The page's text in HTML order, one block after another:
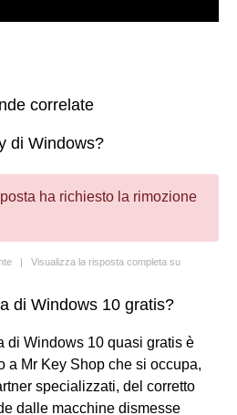
correlate
di Windows?
ha richiesto la rimozione
| Visualizza la risposta completa su
di Windows 10 gratis?
di Windows 10 quasi gratis è
a Mr Key Shop che si occupa,
specializzati, del corretto
dalle macchine dismesse